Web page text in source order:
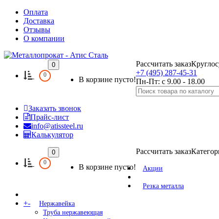
Оплата
Доставка
Отзывы
О компании
0
0
В корзине пусто!
Рассчитать заказ
+7 (495) 287-45-31
Пн-Пт: с 9.00 - 18.00
Заказать звонок
Прайс-лист
info@atissteel.ru
Калькулятор
0
0
В корзине пусто!
Рассчитать заказ
Акции
Резка металла
+-
Нержавейка
Труба нержавеющая